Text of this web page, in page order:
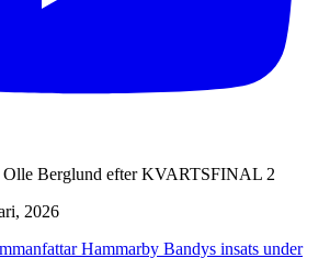
Berglund efter KVARTSFINAL 2
2026